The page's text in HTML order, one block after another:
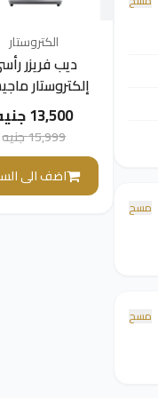
مسح
مسح
الكتروستار
ديب فريزر
إلكتروستار
فضي، LD260DMJD6
13,500 جنيه
15,999 جنيه
اضف الى